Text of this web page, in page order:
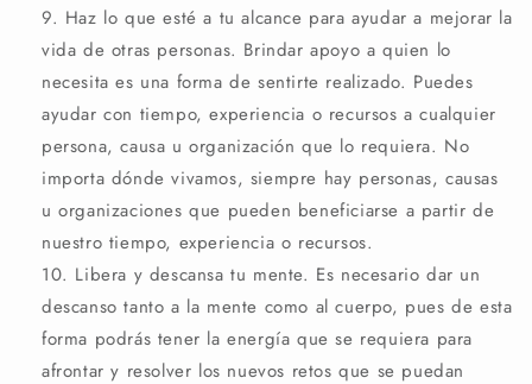
Haz lo que esté a tu alcance para ayudar a mejorar la
vida de otras personas. Brindar apoyo a quien lo
necesita es una forma de sentirte realizado. Puedes
ayudar con tiempo, experiencia o recursos a cualquier
persona, causa u organización que lo requiera. No
importa dónde vivamos, siempre hay personas, causas
u organizaciones que pueden beneficiarse a partir de
nuestro tiempo, experiencia o recursos.
Libera y descansa tu mente. Es necesario dar un
descanso tanto a la mente como al cuerpo, pues de esta
forma podrás tener la energía que se requiera para
afrontar y resolver los nuevos retos que se puedan